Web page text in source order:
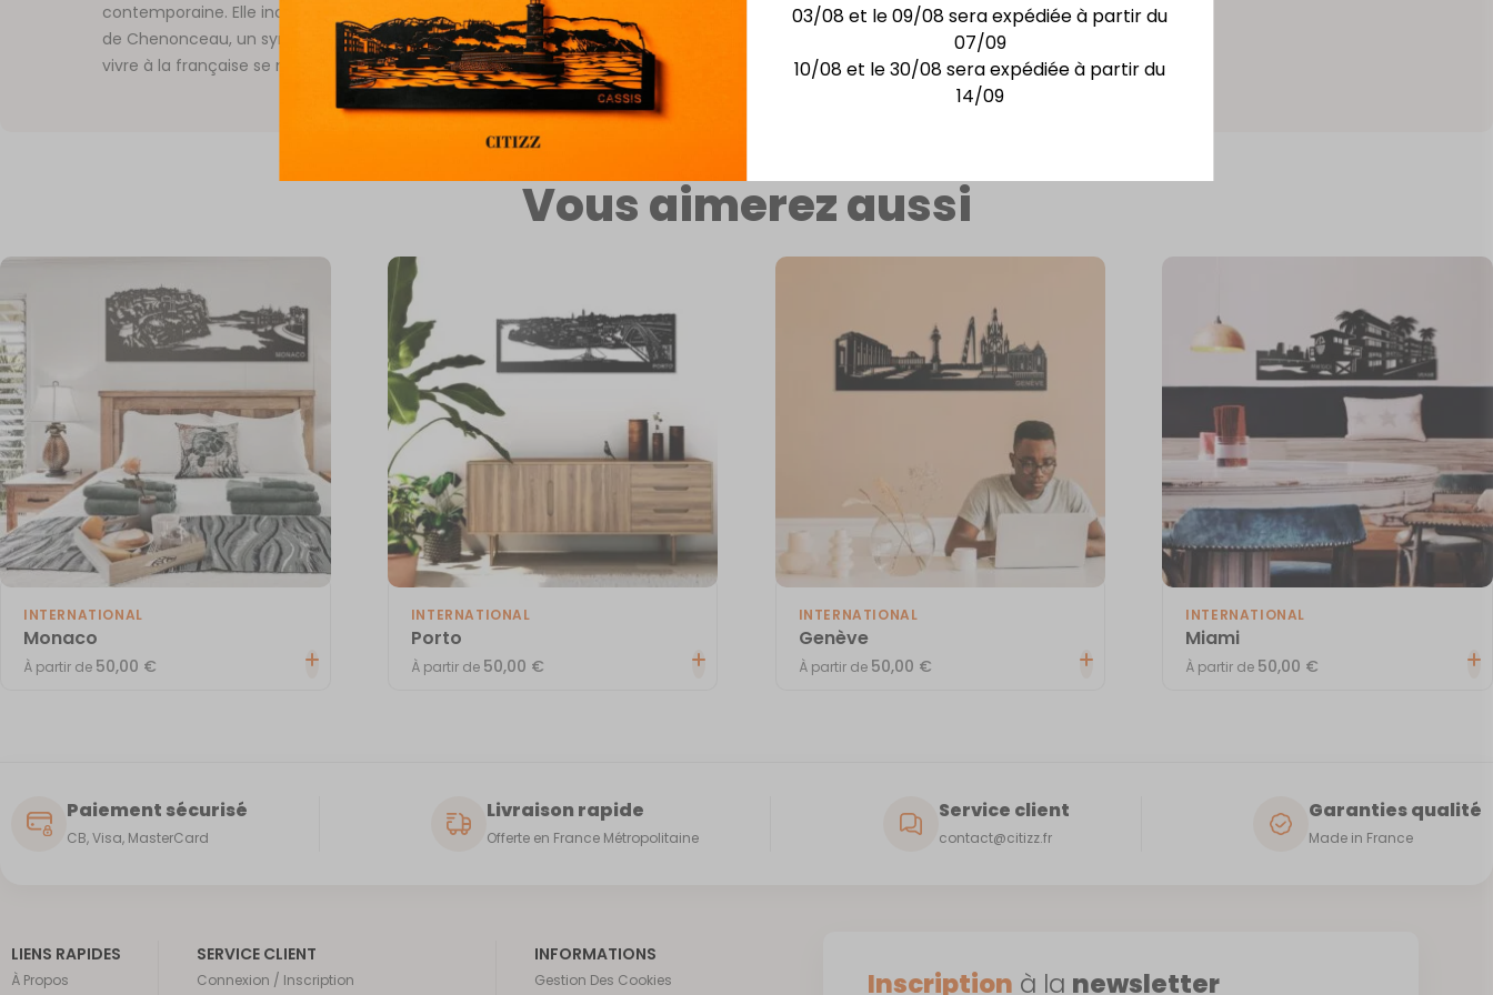
03/08 et le 09/08 sera expédiée à partir du
07/09
10/08 et le 30/08 sera expédiée à partir du
14/09
contemporaine. Elle incarne l’élégance intemporelle du Château
de Chenonceau, un symbole de beauté et d’harmonie où l’art de
vivre à la française se mêle aux trésors architecturaux.
Vous aimerez aussi
INTERNATIONAL
Monaco
À partir de 50,00 €
INTERNATIONAL
Porto
À partir de 50,00 €
INTERNATIONAL
Genève
À partir de 50,00 €
INTERNATIONAL
Miami
À partir de 50,00 €
Paiement sécurisé
CB, Visa, MasterCard
Livraison rapide
Offerte en France Métropolitaine
Service client
contact@citizz.fr
Garanties qualité
Made in France
LIENS RAPIDES
À Propos
SERVICE CLIENT
Connexion / Inscription
INFORMATIONS
Gestion Des Cookies Inscription à la newsletter